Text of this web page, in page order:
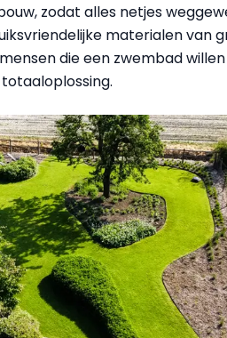
zodat alles netjes
materialen van
die een zwembad